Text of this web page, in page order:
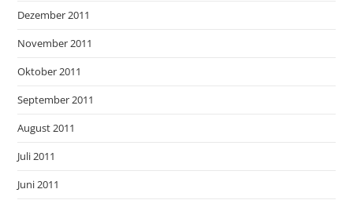
Dezember 2011
November 2011
Oktober 2011
September 2011
August 2011
Juli 2011
Juni 2011